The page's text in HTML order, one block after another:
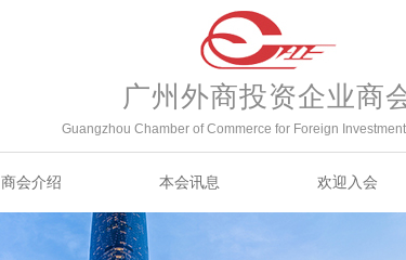
广州外商投资企业商
Guangzhou Chamber of Commerce for Foreign
商会介绍 本会讯息 欢迎入会